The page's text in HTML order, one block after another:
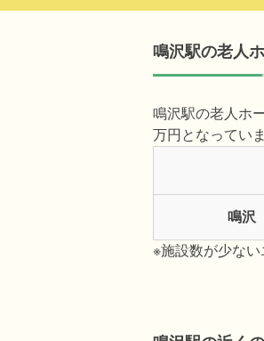
鳴沢駅の老人
鳴沢駅の老人ホ
万円となっていま
鳴沢
※施設数が少ない